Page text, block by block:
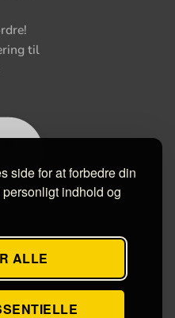
side for at forbedre din
indhold og
ALLE
til